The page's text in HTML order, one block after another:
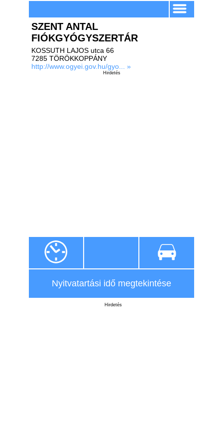
SZENT ANTAL
FIÓKGYÓGYSZERTÁR
KOSSUTH LAJOS utca 66
7285 TÖRÖKKOPPÁNY
http://www.ogyei.gov.hu/gyo... »
Hirdetés
Nyitvatartási idő megtekintése
Hirdetés